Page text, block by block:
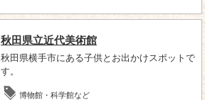
秋田県立近代美術館
秋田県横手市にある子供とお出かけスポットで
す。
博物館・科学館など